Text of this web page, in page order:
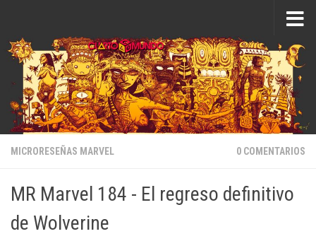
MICRORESEÑAS MARVEL 0 COMENTARIOS
MR Marvel 184 - El regreso definitivo
de Wolverine